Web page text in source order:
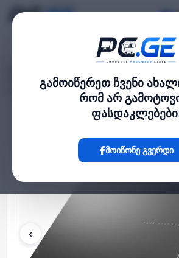
გამოიწერეთ ჩვენი
რომ არ
მოიწონე გვერდი
Vivobook S 16'' OLED WUXGA 60Hz 300nit Ryzen 7
Integrated Graphics DOS Grey
‹